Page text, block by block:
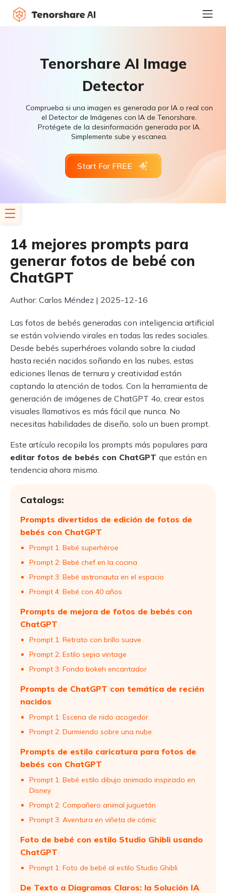
Tenorshare AI Image
Detector
Comprueba si una imagen es generada por IA o real con
el Detector de Imágenes con IA de Tenorshare.
Protégete de la desinformación generada por IA.
Simplemente sube y escanea.
Start For FREE
14 mejores prompts para
generar fotos de bebé con
ChatGPT
Author: Carlos Méndez | 2025-12-16
Las fotos de bebés generadas con inteligencia artificial
se están volviendo virales en todas las redes sociales.
Desde bebés superhéroes volando sobre la ciudad
hasta recién nacidos soñando en las nubes, estas
ediciones llenas de ternura y creatividad están
captando la atención de todos. Con la herramienta de
generación de imágenes de ChatGPT 4o, crear estos
visuales llamativos es más fácil que nunca. No
necesitas habilidades de diseño, solo un buen prompt.
Este artículo recopila los prompts más populares para
editar fotos de bebés con ChatGPT que están en
tendencia ahora mismo.
Catalogs:
Prompts divertidos de edición de fotos de
bebés con ChatGPT
Prompt 1: Bebé superhéroe
Prompt 2: Bebé chef en la cocina
Prompt 3: Bebé astronauta en el espacio
Prompt 4: Bebé con 40 años
Prompts de mejora de fotos de bebés con
ChatGPT
Prompt 1: Retrato con brillo suave
Prompt 2: Estilo sepia vintage
Prompt 3: Fondo bokeh encantador
Prompts de ChatGPT con temática de recién
nacidos
Prompt 1: Escena de nido acogedor
Prompt 2: Durmiendo sobre una nube
Prompts de estilo caricatura para fotos de
bebés con ChatGPT
Prompt 1: Bebé estilo dibujo animado inspirado en
Disney
Prompt 2: Compañero animal juguetón
Prompt 3: Aventura en viñeta de cómic
Foto de bebé con estilo Studio Ghibli usando
ChatGPT
Prompt 1: Foto de bebé al estilo Studio Ghibli
De Texto a Diagramas Claros: la Solución IA